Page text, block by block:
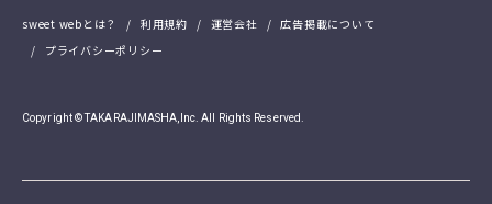
sweet webとは？ 利用規約 運営会社
広告掲載について
プライバシーポリシー
Copyright © TAKARAJIMASHA,Inc. All Rights Reserved.